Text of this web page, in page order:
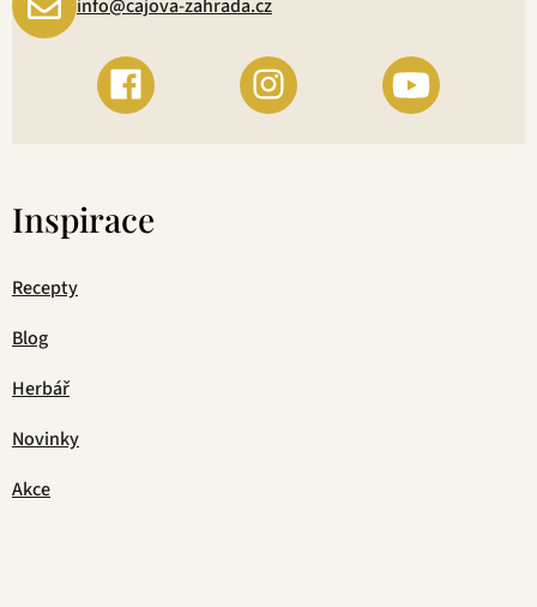
info@cajova-zahrada.cz
Inspirace
Recepty
Blog
Herbář
Novinky
Akce